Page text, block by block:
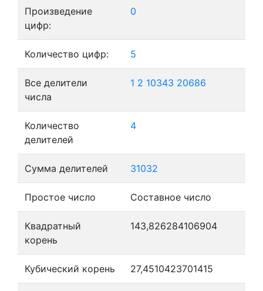
Произведение
цифр:
0
Количество цифр: 5
Все делители
числа
1 2 10343 20686
Количество
делителей
4
Сумма делителей 31032
Простое число Составное число
Квадратный
корень
143,826284106904
Кубический корень 27,4510423701415